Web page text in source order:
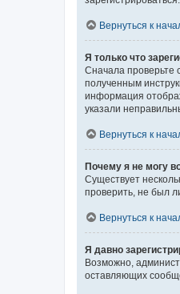
Вернуться к
Я только что
Сначала проверьте
полученным
информация
указали
Вернуться к
Почему я не могу
Существует
проверить, не был
Вернуться к
Я давно
Возможно,
оставляющих